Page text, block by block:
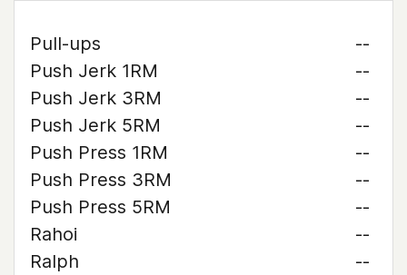
Pull-ups
--
Push Jerk 1RM
--
Push Jerk 3RM
--
Push Jerk 5RM
--
Push Press 1RM
--
Push Press 3RM
--
Push Press 5RM
--
Rahoi
--
Ralph
--